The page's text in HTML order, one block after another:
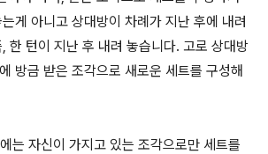
게 아니고 상대방이 차례가 지난 후에 내려
한 턴이 지난 후 내려 놓습니다. 고로 상대방
방금 받은 조각으로 새로운 세트를 구성해
는 자신이 가지고 있는 조각으로만 세트를